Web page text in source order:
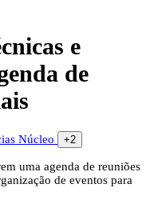
e
de
Núcleo +2
uma agenda de reuniões
de eventos para